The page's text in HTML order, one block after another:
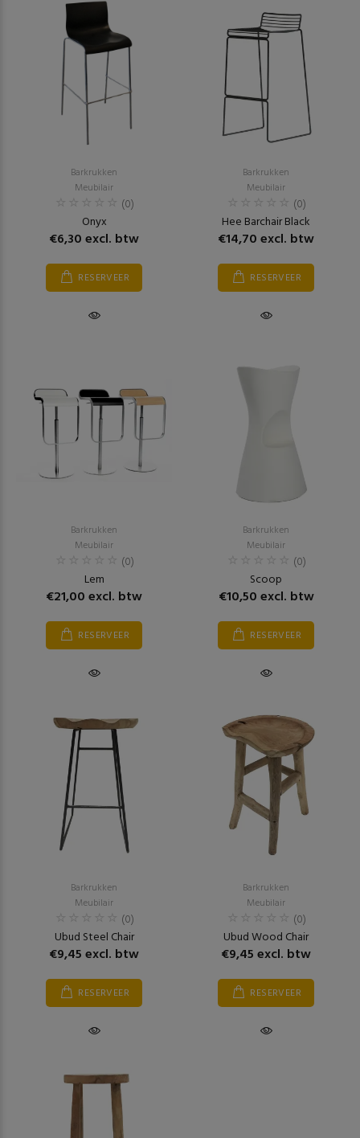
Barkrukken
Meubilair
(0)
Onyx
€6,30 excl. btw
RESERVEER
Barkrukken
Meubilair
(0)
Hee Barchair Black
€14,70 excl. btw
RESERVEER
Barkrukken
Meubilair
(0)
Lem
€21,00 excl. btw
RESERVEER
Barkrukken
Meubilair
(0)
Scoop
€10,50 excl. btw
RESERVEER
Barkrukken
Meubilair
(0)
Ubud Steel Chair
€9,45 excl. btw
RESERVEER
Barkrukken
Meubilair
(0)
Ubud Wood Chair
€9,45 excl. btw
RESERVEER